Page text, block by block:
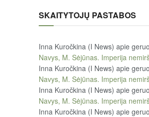
SKAITYTOJŲ PASTABOS
Inna Kuročkina (I News) apie
Navys, M. Sėjūnas. Imperija
Inna Kuročkina (I News) apie
Navys, M. Sėjūnas. Imperija
Inna Kuročkina (I News) apie
Navys, M. Sėjūnas. Imperija
Inna Kuročkina (I News) apie